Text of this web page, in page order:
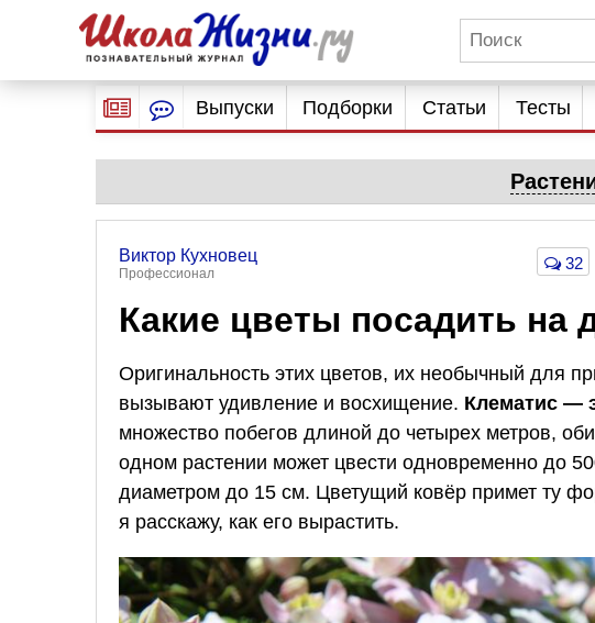
Выпуски Подборки Статьи Тесты
Виктор Кухновец
Профессионал
32
Какие цветы посадить на
Оригинальность этих цветов, их необычный для
вызывают удивление и восхищение. Клематис —
множество побегов длиной до четырех метров,
одном растении может цвести одновременно до
диаметром до 15 см. Цветущий ковёр примет ту
я расскажу, как его вырастить.